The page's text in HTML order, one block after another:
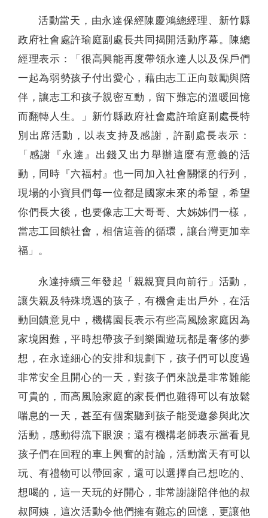
活動當天，由永達保經陳慶鴻總經理、新竹縣
政府社會處許瑜庭副處長共同揭開活動序幕。陳總
經理表示：「很高興能再度帶領永達人以及保戶們
一起為弱勢孩子付出愛心，藉由志工正向鼓勵與陪
伴，讓志工和孩子親密互動，留下難忘的溫暖回憶
而翻轉人生。」新竹縣政府社會處許瑜庭副處長特
別出席活動，以表支持及感謝，許副處長表示：
「感謝『永達』出錢又出力舉辦這麼有意義的活
動，同時『六福村』也一同加入社會關懷的行列，
現場的小寶貝們每一位都是國家未來的希望，希望
你們長大後，也要像志工大哥哥、大姊姊們一樣，
當志工回饋社會，相信這善的循環，讓台灣更加幸
福」。
永達持續三年發起「親親寶貝向前行」活動，
讓失親及特殊境遇的孩子，有機會走出戶外，在活
動回饋意見中，機構園長表示有些高風險家庭因為
家境困難，平時想帶孩子到樂園遊玩都是奢侈的夢
想，在永達細心的安排和規劃下，孩子們可以度過
非常安全且開心的一天，對孩子們來說是非常難能
可貴的，而高風險家庭的家長們也難得可以有放鬆
喘息的一天，甚至有個案聽到孩子能受邀參與此次
活動，感動得流下眼淚；還有機構老師表示當看見
孩子們在回程的車上興奮的討論，活動當天有可以
玩、有禮物可以帶回家，還可以選擇自己想吃的、
想喝的，這一天玩的好開心，非常謝謝陪伴他的叔
叔阿姨，這次活動令他們擁有難忘的回憶，更讓他